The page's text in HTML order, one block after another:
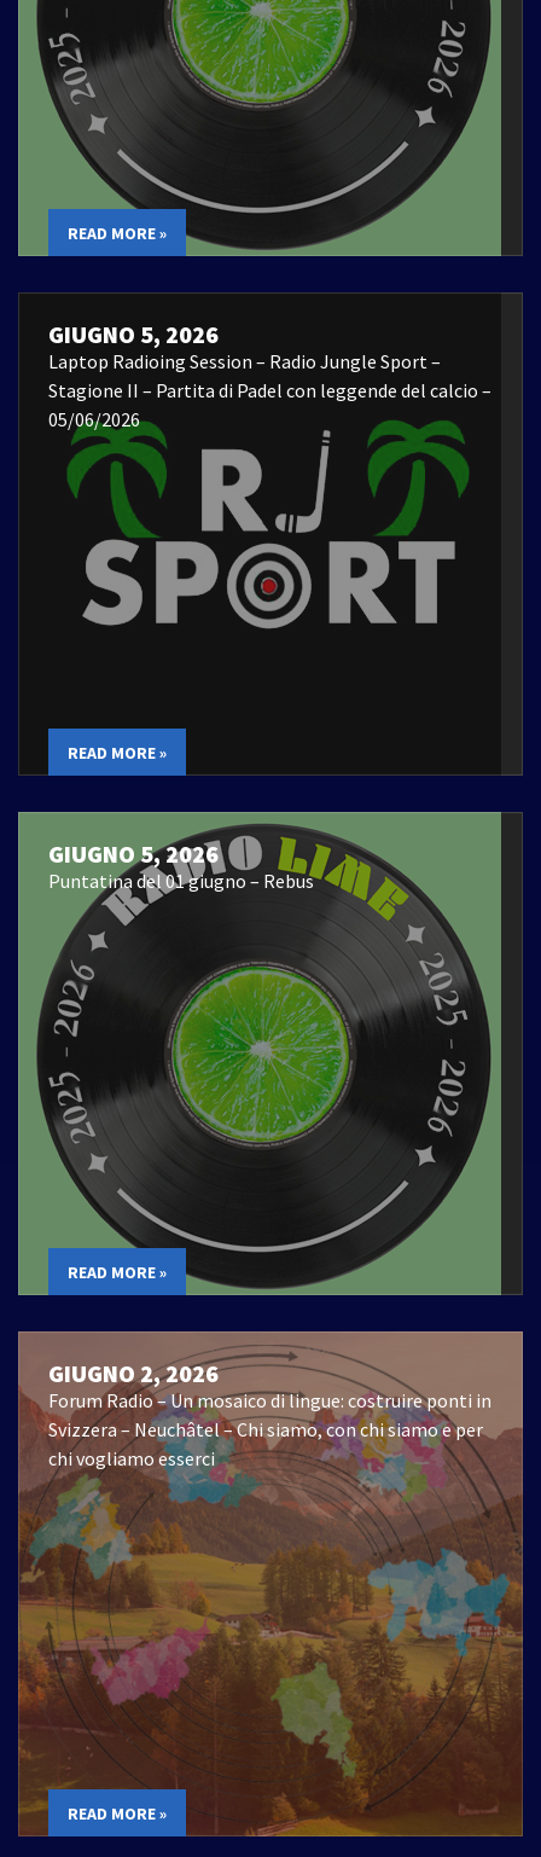
READ MORE »
GIUGNO 5, 2026
Laptop Radioing Session – Radio Jungle Sport –
Stagione II – Partita di Padel con leggende del calcio –
05/06/2026
READ MORE »
GIUGNO 5, 2026
Puntatina del 01 giugno – Rebus
READ MORE »
GIUGNO 2, 2026
Forum Radio – Un mosaico di lingue: costruire ponti in
Svizzera – Neuchâtel – Chi siamo, con chi siamo e per
chi vogliamo esserci
READ MORE »